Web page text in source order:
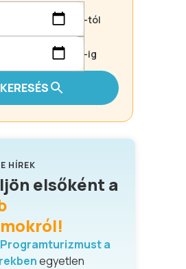
-tól
-ig
KERESÉS
HÍREK
elsőként a
Programturizmust a
egyetlen